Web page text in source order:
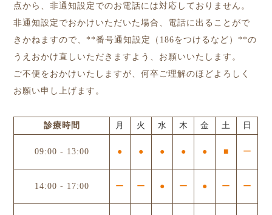
点から、非通知設定でのお電話には対応しておりません。
非通知設定でおかけいただいた場合、電話に出ることがで
きかねますので、**番号通知設定（186をつけるなど）**の
うえおかけ直しいただきますよう、お願いいたします。
ご不便をおかけいたしますが、何卒ご理解のほどよろしく
お願い申し上げます。
診療時間 月 火 水 木 金 土 日
09:00 - 13:00 ● ● ● ● ● ■ ー
14:00 - 17:00 ー ー ● ー ● ー ー